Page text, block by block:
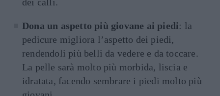
Dona un aspetto più giovane ai piedi: la
pedicure migliora l’aspetto dei piedi,
rendendoli più belli da vedere e da toccare.
La pelle sarà molto più morbida, liscia e
idratata, facendo sembrare i piedi molto più